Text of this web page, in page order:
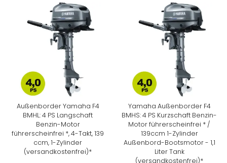
Außenborder Yamaha F4
BMHL: 4 PS Langschaft
Benzin-Motor
führerscheinfrei *, 4-Takt, 139
ccm, 1-Zylinder
(versandkostenfrei)*
Yamaha Außenborder F4
BMHS: 4 PS Kurzschaft Benzin-
Motor führerscheinfrei * /
139ccm 1-Zylinder
Außenbord-Bootsmotor - 1,1
Liter Tank
(versandkostenfrei)*